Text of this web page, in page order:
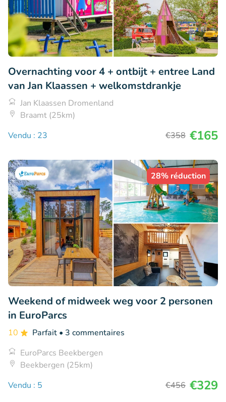
Overnachting voor 4 + ontbijt + entree Land
van Jan Klaassen + welkomstdrankje
Jan Klaassen Dromenland
Braamt (25km)
Vendu : 23
€358 €165
28% réduction
Weekend of midweek weg voor 2 personen
in EuroParcs
10 Parfait • 3 commentaires
EuroParcs Beekbergen
Beekbergen (25km)
Vendu : 5
€456 €329